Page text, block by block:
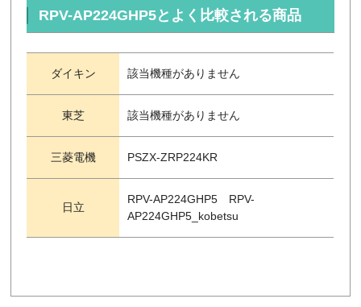
RPV-AP224GHP5とよく比較される商品
ダイキン 該当機種がありません
東芝 該当機種がありません
三菱電機 PSZX-ZRP224KR
日立
RPV-AP224GHP5 RPV-
AP224GHP5_kobetsu